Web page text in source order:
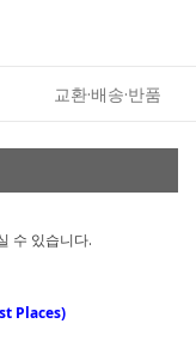
교환·배송·반품
수 있습니다.
Places)